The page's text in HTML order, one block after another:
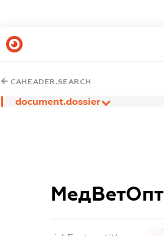
CAHEADER.SEARCH
document.dossier
МедВетОпт